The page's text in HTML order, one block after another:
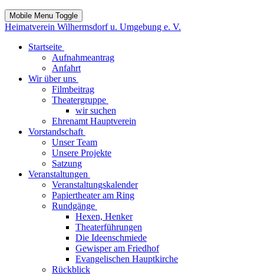
Mobile Menu Toggle
Heimatverein Wilhermsdorf u. Umgebung e. V.
Startseite
Aufnahmeantrag
Anfahrt
Wir über uns
Filmbeitrag
Theatergruppe
wir suchen
Ehrenamt Hauptverein
Vorstandschaft
Unser Team
Unsere Projekte
Satzung
Veranstaltungen
Veranstaltungskalender
Papiertheater am Ring
Rundgänge
Hexen, Henker
Theaterführungen
Die Ideenschmiede
Gewisper am Friedhof
Evangelischen Hauptkirche
Rückblick